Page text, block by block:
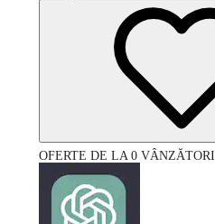
OFERTE DE LA 0 VÂNZĂTORI